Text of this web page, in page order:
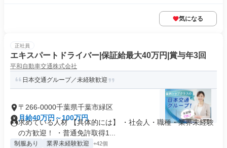
気になる
正社員
エキスパートドライバー|保証給最大40万円|賞与年3回
平和自動車交通株式会社
日本交通グループ／未経験歓迎
〒266-0000千葉県千葉市緑区
月給40万円～100万円
求めている人材 【具体的には】 ・社会人・職種・業界未経験
の方歓迎！ ・普通免許取得1...
制服あり 業界未経験歓迎 +42個